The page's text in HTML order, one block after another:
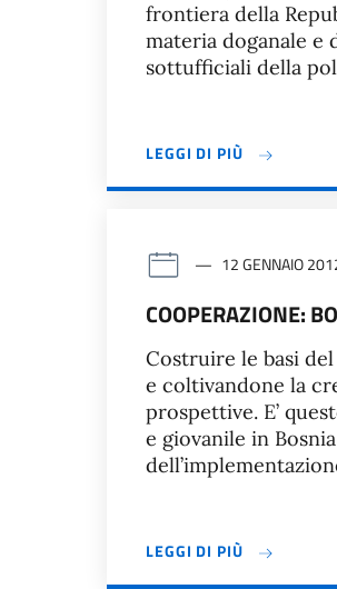
frontiera della
materia doganale
sottufficiali della
LEGGI DI PIÙ
12 GENNAIO
COOPERAZIONE:
Costruire le basi
e coltivandone la
prospettive. E’
e giovanile in
LEGGI DI PIÙ